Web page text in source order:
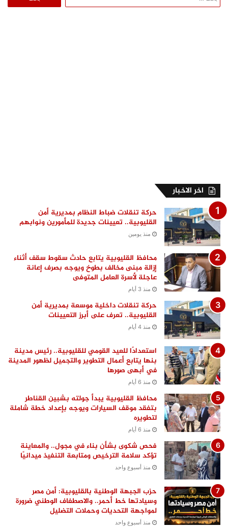
عن:
اخر الاخبار
حركة تنقلات ضباط النظام بمديرية أمن
القليوبية.. تعيينات جديدة للمأمورين ونوابهم
منذ يومين
محافظ القليوبية يتابع حادث سقوط سقف أثناء
إزالة مبنى مخالف بطوخ ويوجه بصرف إعانة
عاجلة لأسرة العامل المتوفى
منذ 3 أيام
حركة تنقلات داخلية موسعة بمديرية أمن
القليوبية.. تعرف على أبرز التعيينات
منذ 4 أيام
استعدادًا للعيد القومي للقليوبية.. رئيس مدينة
بنها يتابع أعمال التطوير والتجميل لظهور المدينة
في أبهى صورها
منذ 6 أيام
محافظ القليوبية يبدأ جولته بشبين القناطر
بتفقد موقف السيارات ويوجه بإعداد خطة شاملة
لتطويره
منذ 6 أيام
فحص شكوى بشأن بناء في مجول.. والمعاينة
تؤكد سلامة الترخيص ومتابعة التنفيذ ميدانيًا
منذ أسبوع واحد
حزب الجبهة الوطنية بالقليوبية: أمن مصر
وسيادتها خط أحمر.. والاصطفاف الوطني ضرورة
لمواجهة التحديات وحملات التضليل
منذ أسبوع واحد